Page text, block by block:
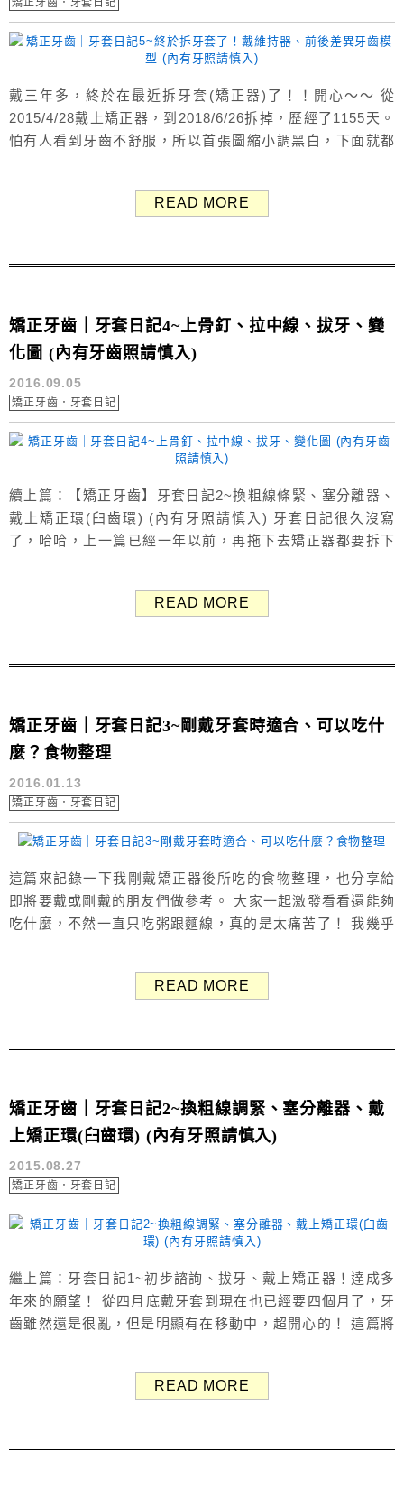
矯正牙齒．牙套日記
戴三年多，終於在最近拆牙套(矯正器)了！！開心～～ 從
2015/4/28戴上矯正器，到2018/6/26拆掉，歷經了1155天。
怕有人看到牙齒不舒服，所以首張圖縮小調黑白，下面就都
矯正器了！ 橡皮筋黃黃的，是因為我偷吃咖哩哈哈哈。 從一
READ MORE
矯正牙齒｜牙套日記4~上骨釘、拉中線、拔牙、變
化圖 (內有牙齒照請慎入)
2016.09.05
矯正牙齒．牙套日記
續上篇：【矯正牙齒】牙套日記2~換粗線條緊、塞分離器、
戴上矯正環(臼齒環) (內有牙照請慎入) 牙套日記很久沒寫
了，哈哈，上一篇已經一年以前，再拖下去矯正器都要拆下
於外表臉型的改變，想等矯正器拆完後再來一次對照。 本篇
READ MORE
矯正牙齒｜牙套日記3~剛戴牙套時適合、可以吃什
麼？食物整理
2016.01.13
矯正牙齒．牙套日記
這篇來記錄一下我剛戴矯正器後所吃的食物整理，也分享給
即將要戴或剛戴的朋友們做參考。 大家一起激發看看還能夠
吃什麼，不然一直只吃粥跟麵線，真的是太痛苦了！ 我幾乎
下，只有最一開始剛戴矯正器會痛到只能吃流質、軟的食物
READ MORE
矯正牙齒｜牙套日記2~換粗線調緊、塞分離器、戴
上矯正環(臼齒環) (內有牙照請慎入)
2015.08.27
矯正牙齒．牙套日記
繼上篇：牙套日記1~初步諮詢、拔牙、戴上矯正器！達成多
年來的願望！ 從四月底戴牙套到現在也已經要四個月了，牙
齒雖然還是很亂，但是明顯有在移動中，超開心的！ 這篇將
更新：原本預計戴兩年而已，結果戴了三年多了～到現在還
READ MORE